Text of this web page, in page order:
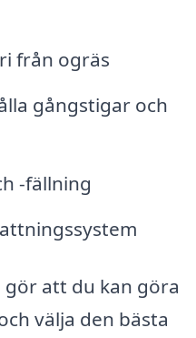
från ogräs
gångstigar och
-fällning
att du kan göra
välja den bästa